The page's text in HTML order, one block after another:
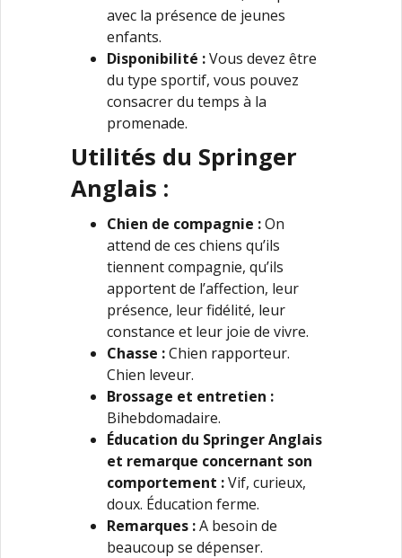
avec la présence de jeunes
enfants.
Disponibilité :Vous devez être
du type sportif, vous pouvez
consacrer du temps à la
promenade.
Utilités du Springer
Anglais :
Chien de compagnie :On
attend de ces chiens qu’ils
tiennent compagnie, qu’ils
apportent de l’affection, leur
présence, leur fidélité, leur
constance et leur joie de vivre.
Chasse :Chien rapporteur.
Chien leveur.
Brossage et entretien :
Bihebdomadaire.
Éducation du Springer Anglais
et remarque concernant son
comportement :Vif, curieux,
doux. Éducation ferme.
Remarques :A besoin de
beaucoup se dépenser.